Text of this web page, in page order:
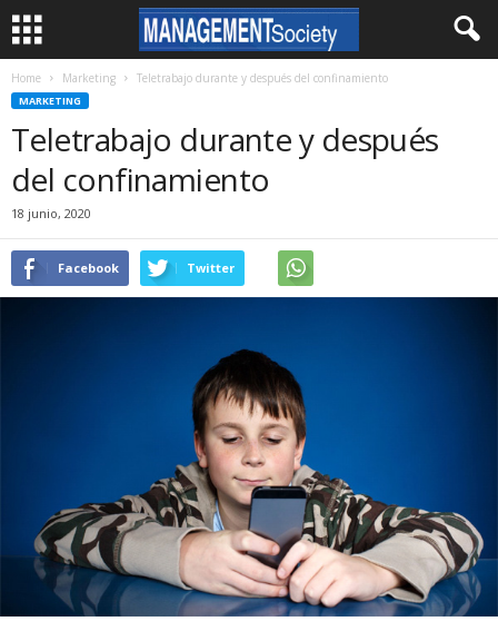
Home Marketing Teletrabajo durante y después del confinamiento
MARKETING
Teletrabajo durante y después
del confinamiento
18 junio, 2020
Facebook Twitter